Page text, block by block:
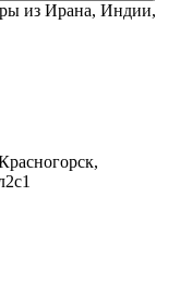
из Ирана, Индии,